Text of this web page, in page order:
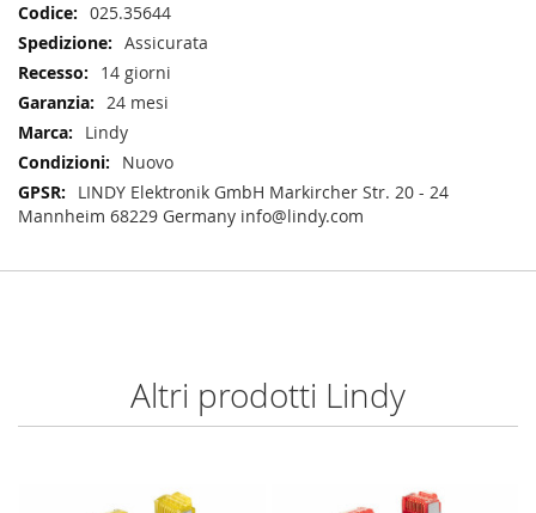
025.35644
Assicurata
14 giorni
24 mesi
Lindy
Nuovo
LINDY Elektronik GmbH Markircher Str. 20 - 24
Mannheim 68229 Germany info@lindy.com
Altri prodotti Lindy